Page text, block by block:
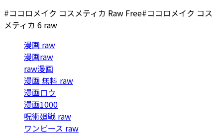
#ココロメイク コスメティカ Raw Free#ココロメイク コス
メティカ 6 raw
漫画 raw
漫画raw
raw漫画
漫画 無料 raw
漫画ロウ
漫画1000
呪術廻戦 raw
ワンピース raw